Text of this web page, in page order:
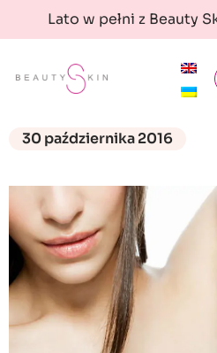
Lato w pełni z Beauty
30 października 2016